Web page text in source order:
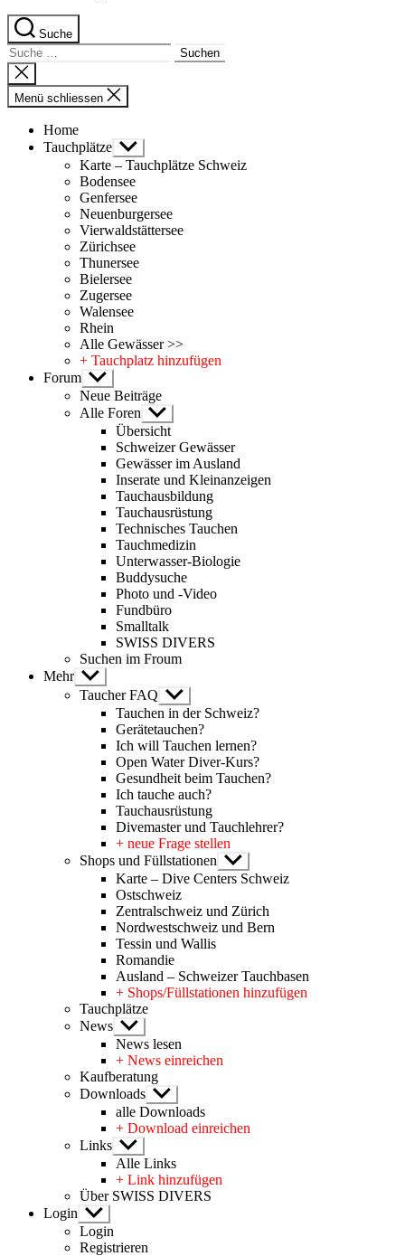
Suche
Suche
nach:
Suche
schliessen
Menü schliessen
Home
Tauchplätze Untermenü
anzeigen
Karte – Tauchplätze Schweiz
Bodensee
Genfersee
Neuenburgersee
Vierwaldstättersee
Zürichsee
Thunersee
Bielersee
Zugersee
Walensee
Rhein
Alle Gewässer >>
+ Tauchplatz hinzufügen
Forum Untermenü
anzeigen
Neue Beiträge
Alle Foren Untermenü
anzeigen
Übersicht
Schweizer Gewässer
Gewässer im Ausland
Inserate und Kleinanzeigen
Tauchausbildung
Tauchausrüstung
Technisches Tauchen
Tauchmedizin
Unterwasser-Biologie
Buddysuche
Photo und -Video
Fundbüro
Smalltalk
SWISS DIVERS
Suchen im Froum
Mehr Untermenü
anzeigen
Taucher FAQ Untermenü
anzeigen
Tauchen in der Schweiz?
Gerätetauchen?
Ich will Tauchen lernen?
Open Water Diver-Kurs?
Gesundheit beim Tauchen?
Ich tauche auch?
Tauchausrüstung
Divemaster und Tauchlehrer?
+ neue Frage stellen
Shops und Füllstationen Untermenü
anzeigen
Karte – Dive Centers Schweiz
Ostschweiz
Zentralschweiz und Zürich
Nordwestschweiz und Bern
Tessin und Wallis
Romandie
Ausland – Schweizer Tauchbasen
+ Shops/Füllstationen hinzufügen
Tauchplätze
News Untermenü
anzeigen
News lesen
+ News einreichen
Kaufberatung
Downloads Untermenü
anzeigen
alle Downloads
+ Download einreichen
Links Untermenü
anzeigen
Alle Links
+ Link hinzufügen
Über SWISS DIVERS
Login Untermenü
anzeigen
Login
Registrieren